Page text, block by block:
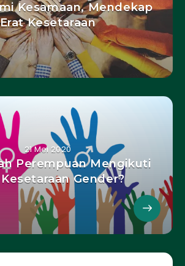
Kesamaan, Mendekap
Erat Kesetaraan
21 Mei 2020
Perempuan Mengikuti
Gender?